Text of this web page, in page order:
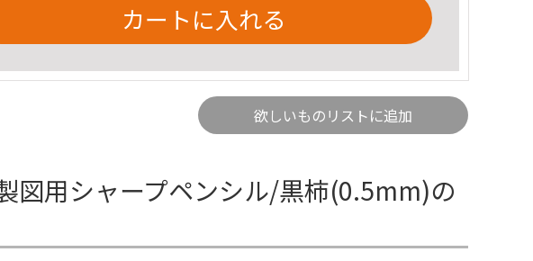
カートに入れる
欲しいものリストに追加
図用シャープペンシル/黒柿(0.5mm)の